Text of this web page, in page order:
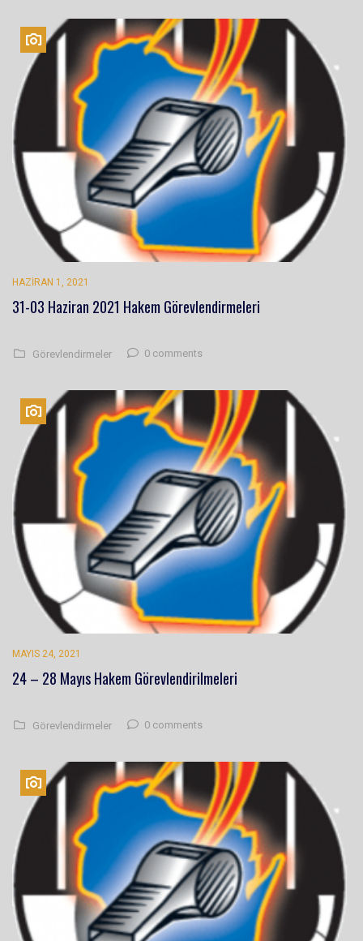
HAZIRAN 1, 2021
31-03 Haziran 2021 Hakem Görevlendirmeleri
Görevlendirmeler 0 comments
MAYIS 24, 2021
24 – 28 Mayıs Hakem Görevlendirilmeleri
Görevlendirmeler 0 comments